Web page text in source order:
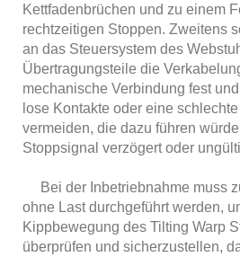
Kettfadenbrüchen und zu einem
rechtzeitigen Stoppen. Zweitens
an das Steuersystem des
Übertragungsteile die
mechanische Verbindung fest
lose Kontakte oder eine
vermeiden, die dazu führen
Stoppsignal verzögert oder
Bei der Inbetriebnahme muss
ohne Last durchgeführt werden,
Kippbewegung des Tilting Warp
überprüfen und sicherzustellen,